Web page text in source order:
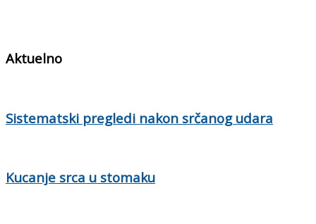
Aktuelno
Sistematski pregledi nakon srčanog udara
Kucanje srca u stomaku